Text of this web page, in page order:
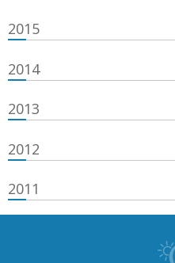
2015
2014
2013
2012
2011